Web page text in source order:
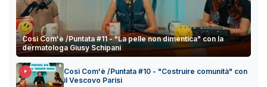
Così Com'è /Puntata #11 - "La pelle non dimentica" con la
dermatologa Giusy Schipani
Così Com'è /Puntata #10 - "Costruire comunità" con
il Vescovo Parisi